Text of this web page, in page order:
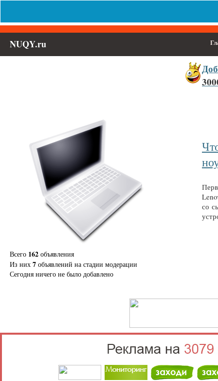
NUQY.ru
со
Всего 162 объявления
Из них 7 объявлений на стадии модерации
Сегодня ничего не было добавлено